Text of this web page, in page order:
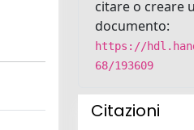
citare o creare
documento:
https://
68/193609
Citazioni